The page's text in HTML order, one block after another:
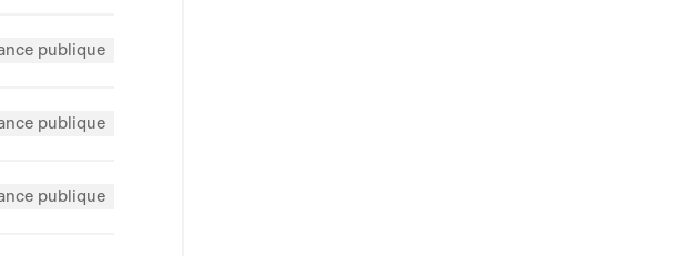
publique
publique
publique